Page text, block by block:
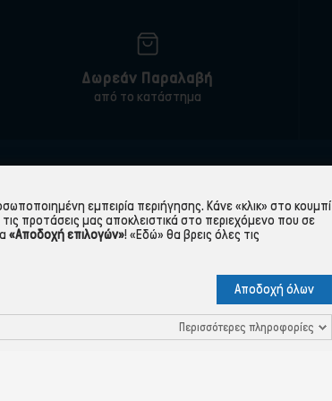
Δωρεάν Παραλαβή
από το κατάστημα
Τρόποι Παραγγελίας
Πολιτική Απορρήτου
Προστασία Προσωπικών Δεδομένων
εμπειρία περιήγησης. Κάνε «κλικ» στο κουμπί
προτάσεις μας αποκλειστικά στο περιεχόμενο που σε
«Αποδοχή επιλογών»! «Εδώ» θα βρεις όλες τις
Αποδοχή όλων
Περισσότερες πληροφορίες